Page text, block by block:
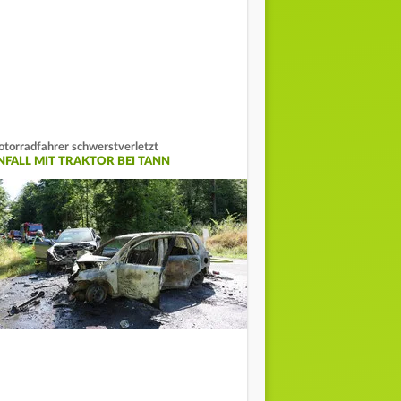
schwerstverletzt
MIT TRAKTOR BEI TANN